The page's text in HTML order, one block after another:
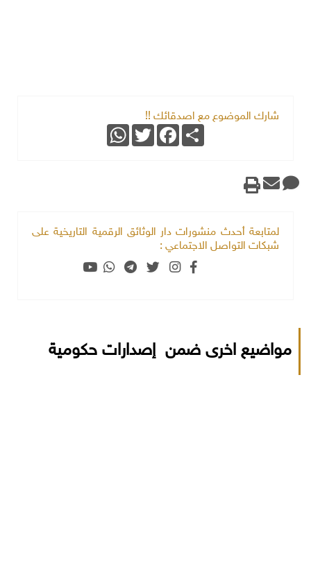
شارك الموضوع مع اصدقائك !!
Share
Facebook
Twitter
WhatsApp
لمتابعة أحدث منشورات دار الوثائق الرقمية التاريخية على
شبكات التواصل الاجتماعي :
مواضيع اخرى ضمن إصدارات حكومية